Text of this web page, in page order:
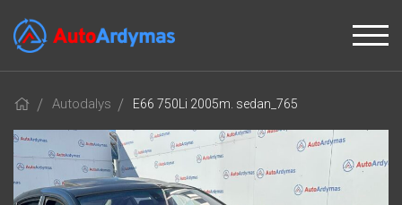
Autodalys E66 750Li 2005m. sedan_765